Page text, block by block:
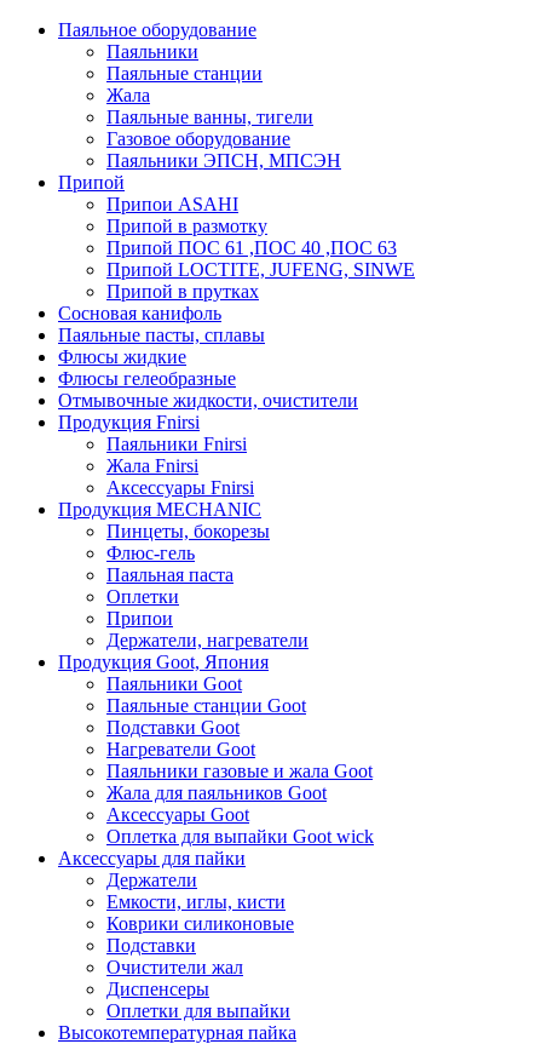
Паяльное оборудование
Паяльники
Паяльные станции
Жала
Паяльные ванны, тигели
Газовое оборудование
Паяльники ЭПСН, МПСЭН
Припой
Припои ASAHI
Припой в размотку
Припой ПОС 61 ,ПОС 40 ,ПОС 63
Припой LOCTITE, JUFENG, SINWE
Припой в прутках
Сосновая канифоль
Паяльные пасты, сплавы
Флюсы жидкие
Флюсы гелеобразные
Отмывочные жидкости, очистители
Продукция Fnirsi
Паяльники Fnirsi
Жала Fnirsi
Аксессуары Fnirsi
Продукция MECHANIC
Пинцеты, бокорезы
Флюс-гель
Паяльная паста
Оплетки
Припои
Держатели, нагреватели
Продукция Goot, Япония
Паяльники Goot
Паяльные станции Goot
Подставки Goot
Нагреватели Goot
Паяльники газовые и жала Goot
Жала для паяльников Goot
Аксессуары Goot
Оплетка для выпайки Goot wick
Аксессуары для пайки
Держатели
Емкости, иглы, кисти
Коврики силиконовые
Подставки
Очистители жал
Диспенсеры
Оплетки для выпайки
Высокотемпературная пайка